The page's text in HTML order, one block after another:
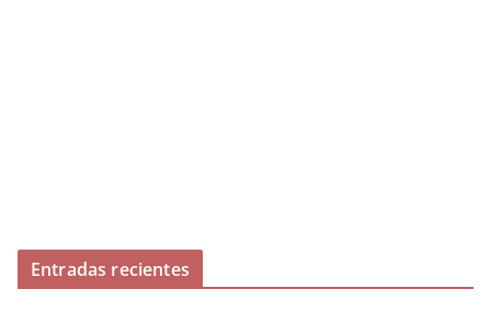
Entradas recientes